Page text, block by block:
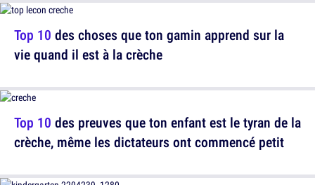
Top 10 des choses que ton gamin apprend sur la
vie quand il est à la crèche
Top 10 des preuves que ton enfant est le tyran de la
crèche, même les dictateurs ont commencé petit